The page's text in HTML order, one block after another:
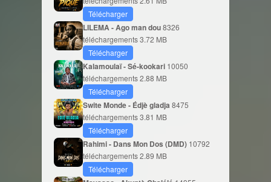
Télécharger
LILEMA - Ago man dou8326
téléchargements3.72 MB
Télécharger
Kalamoulaï - Sé-kookari 10050
téléchargements2.88 MB
Télécharger
Swite Monde - Édjè gladja 8475
téléchargements3.81 MB
Télécharger
Rahimi - Dans Mon Dos (DMD) 10792
téléchargements2.89 MB
Télécharger